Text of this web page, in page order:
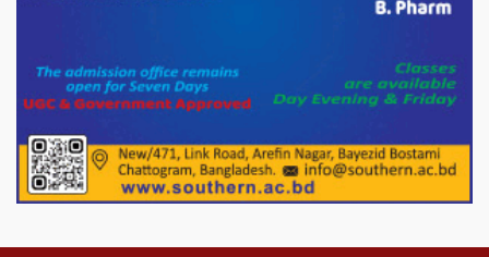
পাটগ্রামে জুলাই অভ্যুত্থান দিবস উপলক্ষে
পোরশায় গণঅভ্যুত্থান দিবসে শহিদ ও জুলাই
১১ দলীয় ঐক্য পোরশা উপজেলা শাখার